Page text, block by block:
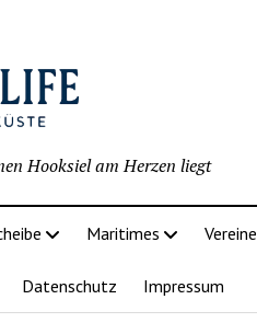
Hooksiel am Herzen liegt
Maritimes Vereine
Datenschutz Impressum